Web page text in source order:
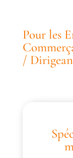
Pour les
/